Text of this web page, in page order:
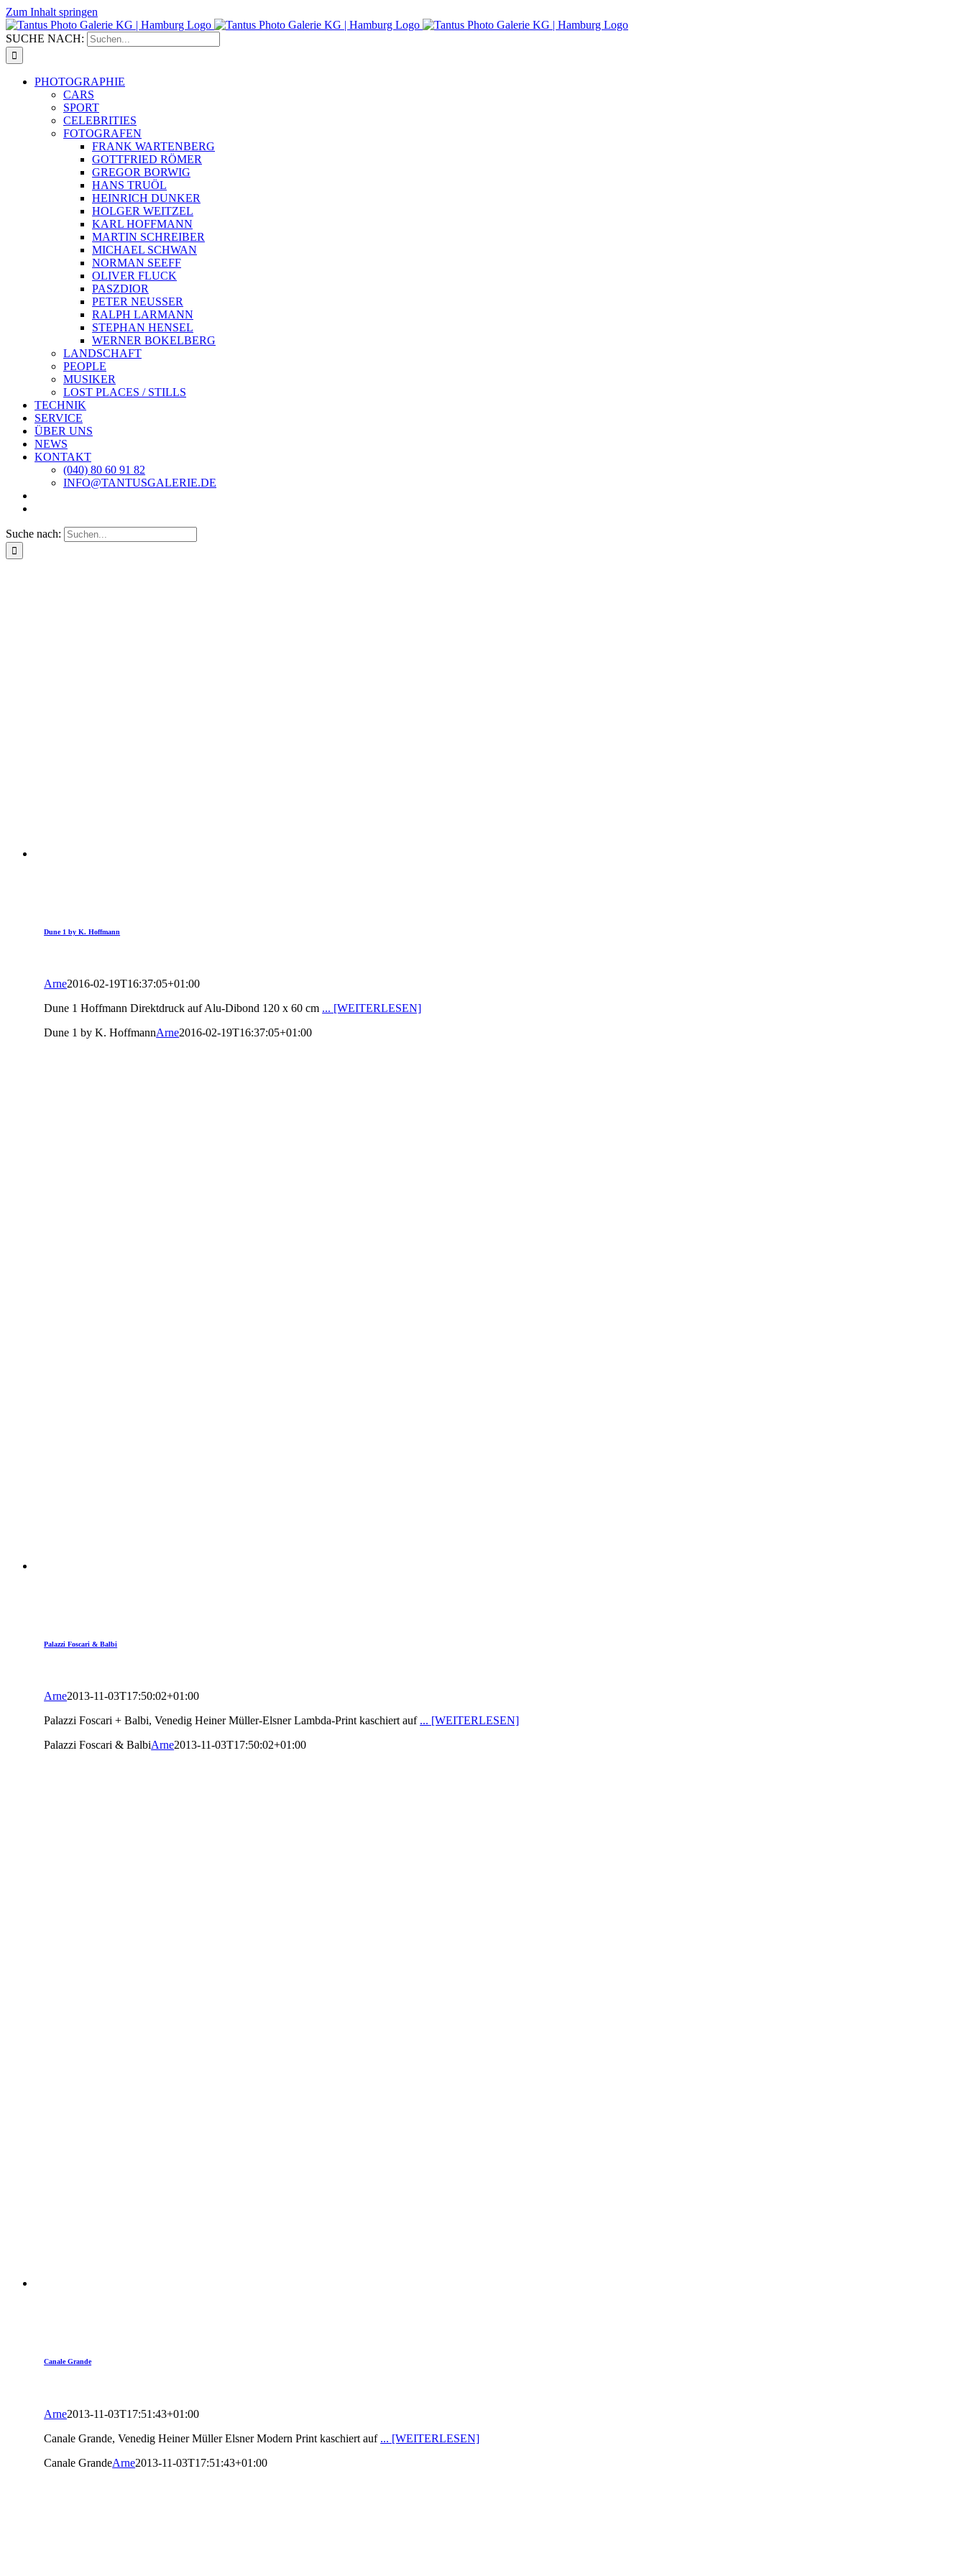
Zum Inhalt springen
SUCHE NACH:
PHOTOGRAPHIE
CARS
SPORT
CELEBRITIES
FOTOGRAFEN
FRANK WARTENBERG
GOTTFRIED RÖMER
GREGOR BORWIG
HANS TRUÖL
HEINRICH DUNKER
HOLGER WEITZEL
KARL HOFFMANN
MARTIN SCHREIBER
MICHAEL SCHWAN
NORMAN SEEFF
OLIVER FLUCK
PASZDIOR
PETER NEUSSER
RALPH LARMANN
STEPHAN HENSEL
WERNER BOKELBERG
LANDSCHAFT
PEOPLE
MUSIKER
LOST PLACES / STILLS
TECHNIK
SERVICE
ÜBER UNS
NEWS
KONTAKT
(040) 80 60 91 82
INFO@TANTUSGALERIE.DE
Suche nach:
Dune 1 by K. Hoffmann
Arne2016-02-19T16:37:05+01:00
Dune 1 Hoffmann Direktdruck auf Alu-Dibond 120 x 60 cm ... [WEITERLESEN]
Dune 1 by K. HoffmannArne2016-02-19T16:37:05+01:00
Palazzi Foscari & Balbi
Arne2013-11-03T17:50:02+01:00
Palazzi Foscari + Balbi, Venedig Heiner Müller-Elsner Lambda-Print kaschiert auf ... [WEITERLESEN]
Palazzi Foscari & BalbiArne2013-11-03T17:50:02+01:00
Canale Grande
Arne2013-11-03T17:51:43+01:00
Canale Grande, Venedig Heiner Müller Elsner Modern Print kaschiert auf ... [WEITERLESEN]
Canale GrandeArne2013-11-03T17:51:43+01:00